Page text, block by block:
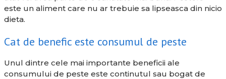
este un aliment care nu ar trebuie sa lipseasca din nicio
dieta.
Cat de benefic este consumul de peste
Unul dintre cele mai importante beneficii ale
consumului de peste este continutul sau bogat de